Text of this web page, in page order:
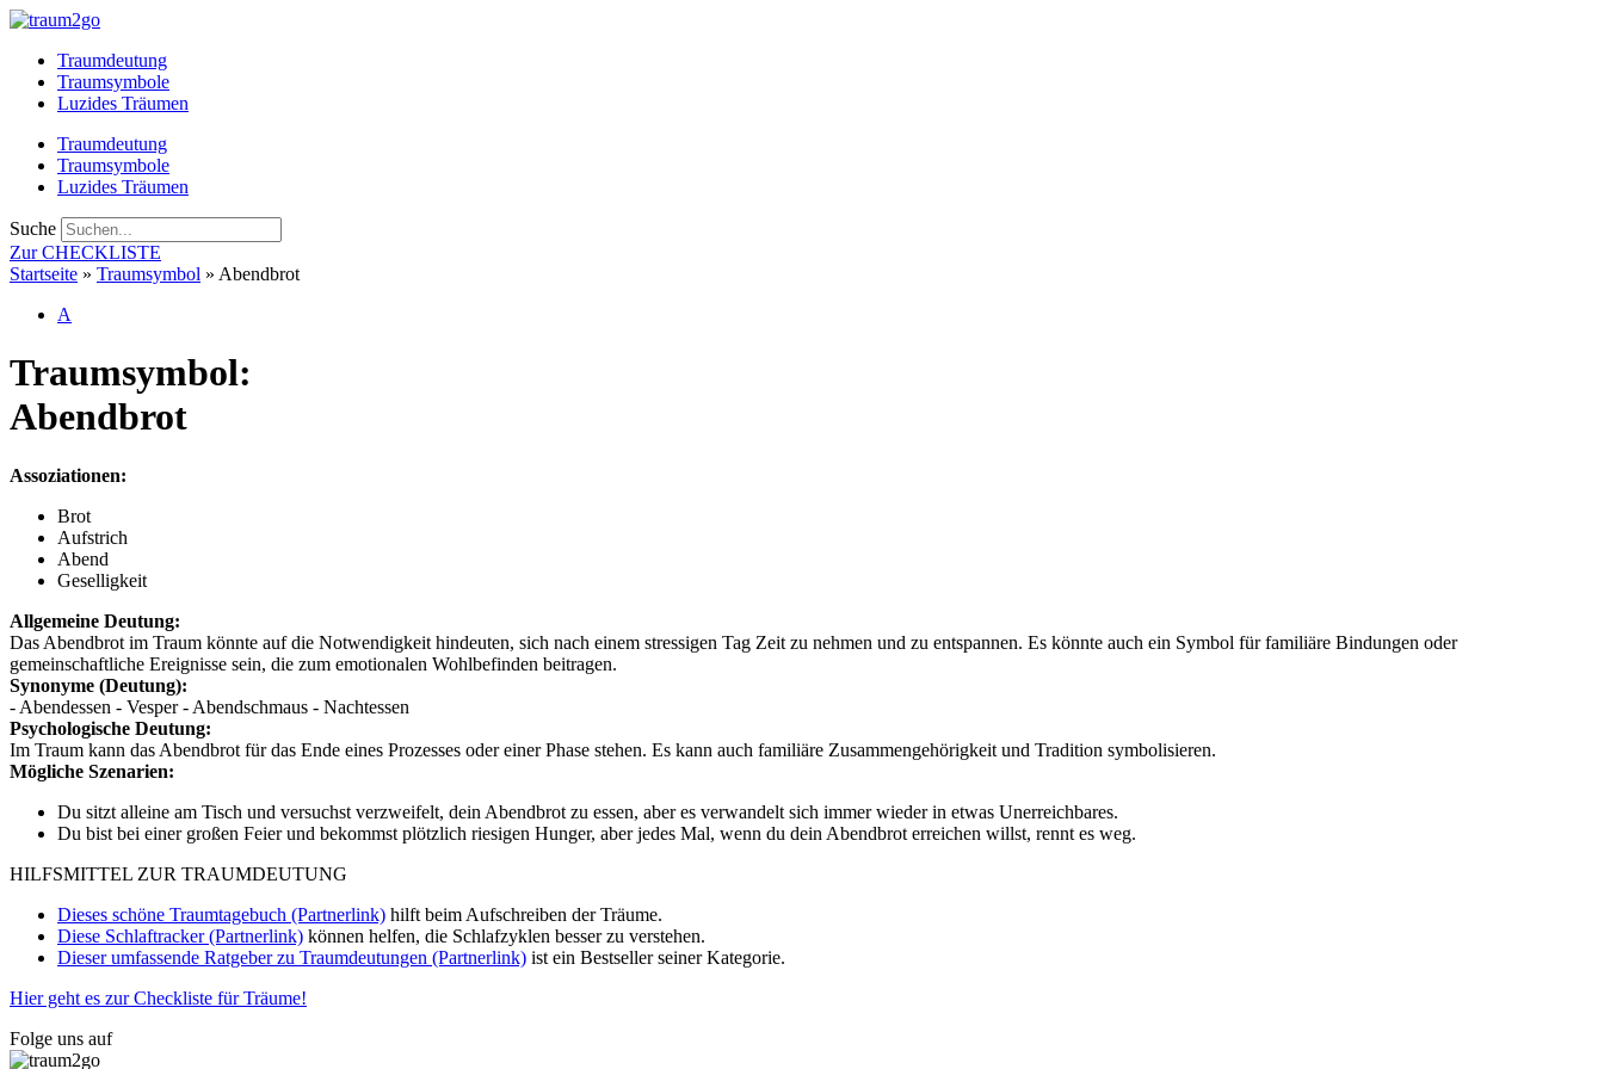
Zum
springenTraumdeutung
Traumsymbole
Luzides Träumen
Traumdeutung
Traumsymbole
Luzides Träumen
Suche
Zur CHECKLISTE
Startseite » Traumsymbol » Abendbrot
A
Traumsymbol:
Abendbrot
Assoziationen:
Brot
Aufstrich
Abend
Geselligkeit
Allgemeine Deutung:
Das Abendbrot im Traum könnte auf die Notwendigkeit hindeuten, sich nach einem stressigen Tag Zeit zu nehmen und zu entspannen. Es könnte auch ein Symbol für familiäre Bindungen oder
gemeinschaftliche Ereignisse sein, die zum emotionalen Wohlbefinden beitragen.
Synonyme (Deutung):
- Abendessen - Vesper - Abendschmaus - Nachtessen
Psychologische Deutung:
Im Traum kann das Abendbrot für das Ende eines Prozesses oder einer Phase stehen. Es kann auch familiäre Zusammengehörigkeit und Tradition symbolisieren.
Mögliche Szenarien:
Du sitzt alleine am Tisch und versuchst verzweifelt, dein Abendbrot zu essen, aber es verwandelt sich immer wieder in etwas Unerreichbares.
Du bist bei einer großen Feier und bekommst plötzlich riesigen Hunger, aber jedes Mal, wenn du dein Abendbrot erreichen willst, rennt es weg.
HILFSMITTEL ZUR TRAUMDEUTUNG
Dieses schöne Traumtagebuch (Partnerlink) hilft beim Aufschreiben der Träume.
Diese Schlaftracker (Partnerlink) können helfen, die Schlafzyklen besser zu verstehen.
Dieser umfassende Ratgeber zu Traumdeutungen (Partnerlink) ist ein Bestseller seiner Kategorie.
Hier geht es zur Checkliste für Träume!
Folge uns auf